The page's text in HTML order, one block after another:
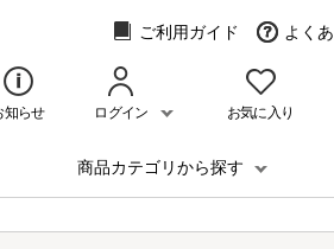
ご利用ガイド よく
知らせ ログイン お気に入り
商品カテゴリから探す